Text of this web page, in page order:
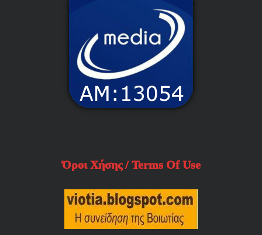
Όροι Χήσης / Terms Of Use